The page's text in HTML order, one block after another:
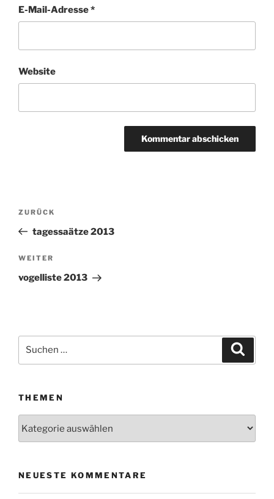
E-Mail-Adresse*
Website
Beitragsnavigation
Vorheriger
Beitrag
ZURÜCK
tagessaätze 2013
Nächster
Beitrag
WEITER
vogelliste 2013
Suchen
THEMEN
NEUESTE KOMMENTARE